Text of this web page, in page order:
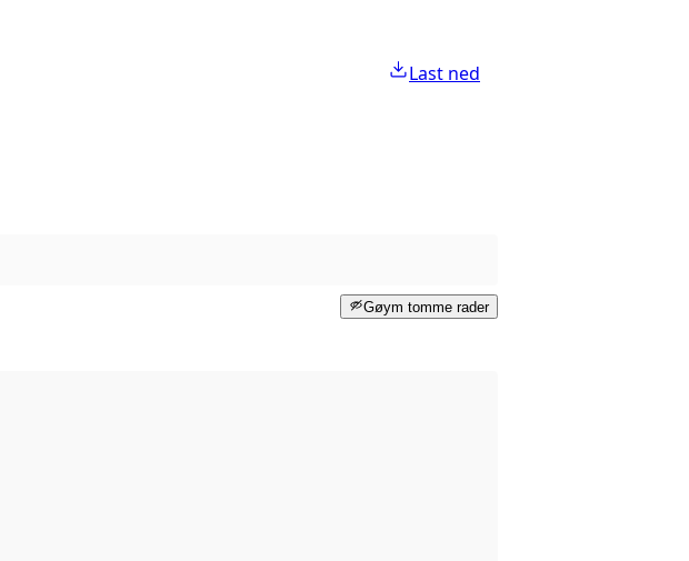
Last ned
Gøym tomme rader